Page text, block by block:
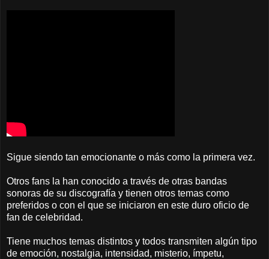
Sigue siendo tan emocionante o más como la primera vez.
Otros fans la han conocido a través de otras bandas
sonoras de su discografía y tienen otros temas como
preferidos o con el que se iniciaron en este duro oficio de
fan de celebridad.
Tiene muchos temas distintos y todos transmiten algún tipo
de emoción, nostalgia, intensidad, misterio, ímpetu,